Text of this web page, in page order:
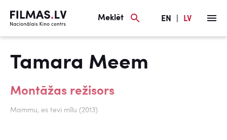
Meklēt EN LV
Tamara Meem
Montāžas režisors
Mammu, es tevi mīlu (2013)